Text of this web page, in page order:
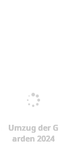
Umzug der G
arden 2024